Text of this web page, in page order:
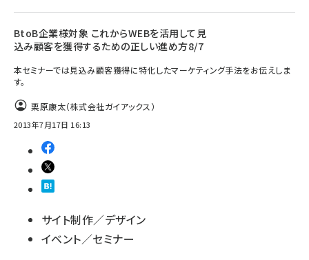
BtoB企業様対象 これからWEBを活用して見
込み顧客を獲得するための正しい進め方8/7
本セミナーでは見込み顧客獲得に特化したマーケティング手法をお伝えしま
す。
栗原康太（株式会社ガイアックス）
2013年7月17日 16:13
サイト制作／デザイン
イベント／セミナー